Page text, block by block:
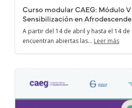
Curso modular CAEG: Módulo
Sensibilización en
A partir del 14 de abril y hasta el 14 de
encuentran abiertas las... Leer más